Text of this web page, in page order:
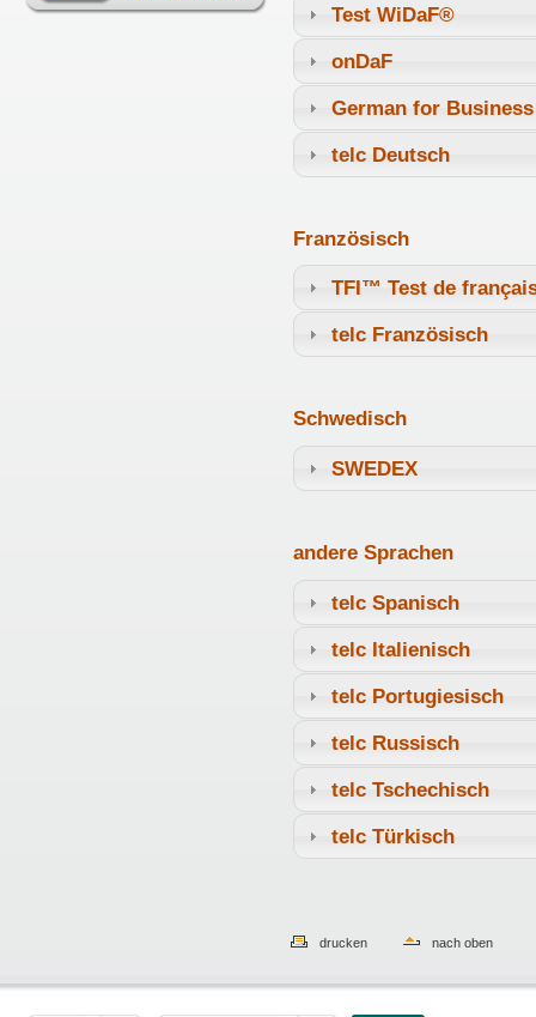
Test WiDaF®
onDaF
German for
telc Deutsch
Französisch
TFI™ Test de
telc Französisch
Schwedisch
SWEDEX
andere Sprachen
telc Spanisch
telc Italienisch
telc Portugiesisch
telc Russisch
telc Tschechisch
telc Türkisch
drucken nach oben